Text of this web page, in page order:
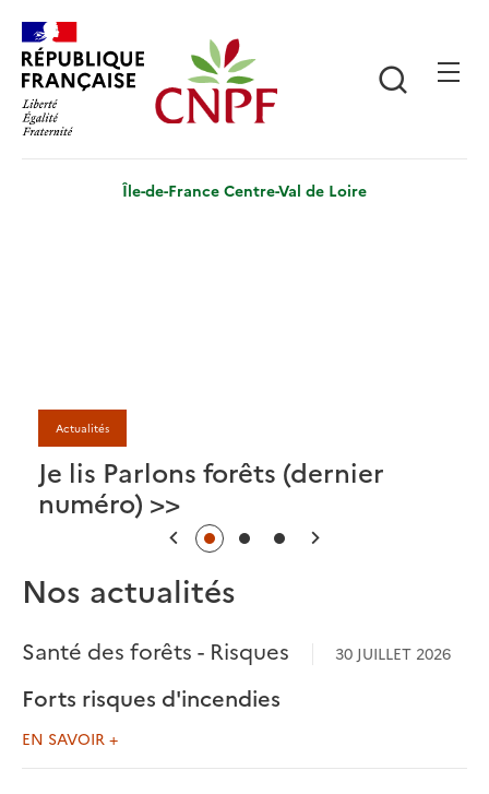
contenu
principal
Île-de-France Centre-Val de Loire
Actualités
Je lis Parlons forêts (dernier
numéro) >>
Nos actualités
Santé des forêts - Risques 30 JUILLET 2026
Forts risques d'incendies
EN SAVOIR +